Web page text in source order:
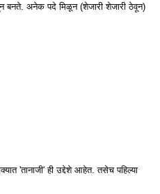
बनते. अनेक पदे मिळून (शेजारी शेजारी ठेवून)
'तानाजी' ही उद्देशे आहेत. तसेच पहिल्या